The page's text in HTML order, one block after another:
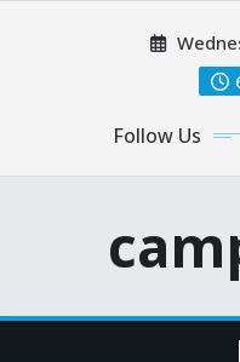
Follow Us